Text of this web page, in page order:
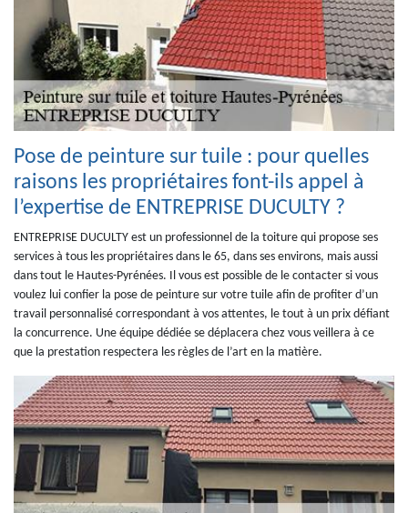
Pose de peinture sur tuile : pour quelles
raisons les propriétaires font-ils appel à
l’expertise de ENTREPRISE DUCULTY ?
ENTREPRISE DUCULTY est un professionnel de la toiture qui propose ses
services à tous les propriétaires dans le 65, dans ses environs, mais aussi
dans tout le Hautes-Pyrénées. Il vous est possible de le contacter si vous
voulez lui confier la pose de peinture sur votre tuile afin de profiter d’un
travail personnalisé correspondant à vos attentes, le tout à un prix défiant
la concurrence. Une équipe dédiée se déplacera chez vous veillera à ce
que la prestation respectera les règles de l’art en la matière.